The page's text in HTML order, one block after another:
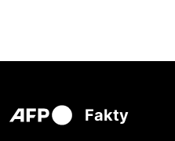
Fakty